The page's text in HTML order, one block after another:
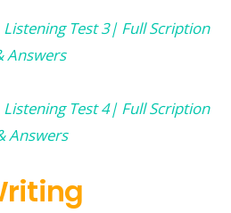
Listening Test 3| Full Scription
Answers
Listening Test 4| Full Scription
Answers